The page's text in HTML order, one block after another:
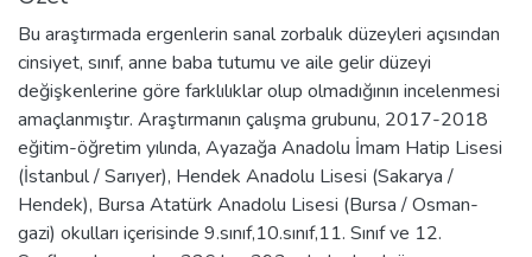
Bu araştırmada ergenlerin sanal zorbalık düzeyleri açısından
cinsiyet, sınıf, anne baba tutumu ve aile gelir düzeyi
değişkenlerine göre farklılıklar olup olmadığının incelenmesi
amaçlanmıştır. Araştırmanın çalışma grubunu, 2017-2018
eğitim-öğretim yılında, Ayazağa Anadolu İmam Hatip Lisesi
(İstanbul / Sarıyer), Hendek Anadolu Lisesi (Sakarya /
Hendek), Bursa Atatürk Anadolu Lisesi (Bursa / Osman-
gazi) okulları içerisinde 9.sınıf,10.sınıf,11. Sınıf ve 12.